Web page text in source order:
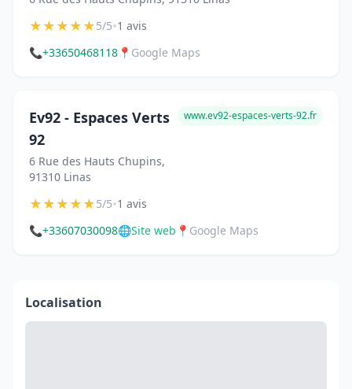
★★★★★5/5•1 avis
📞+33650468118 📍 Google Maps
Ev92 - Espaces Verts
92
6 Rue des Hauts Chupins,
91310 Linas
www.ev92-espaces-verts-92.fr
★★★★★5/5•1 avis
📞+33607030098🌐Site web 📍 Google Maps
Localisation